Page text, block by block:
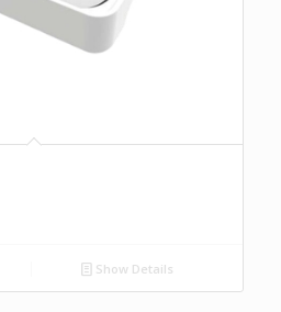
Show Details